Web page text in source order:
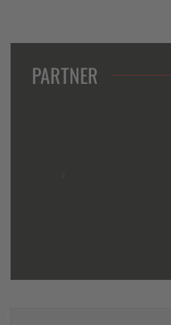
PARTNER